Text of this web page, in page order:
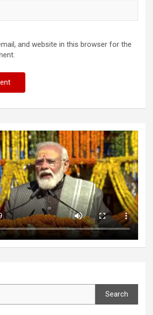
and website in this browser for the
Search